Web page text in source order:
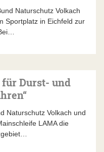
Naturschutz Volkach
Sportplatz in Eichfeld zur
Durst- und
Naturschutz Volkach und
LAMA die